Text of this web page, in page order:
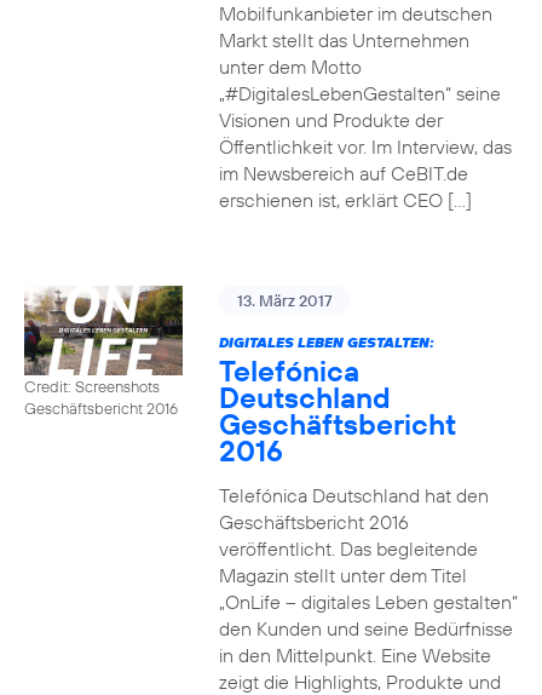
Mobilfunkanbieter im deutschen
Markt stellt das Unternehmen
unter dem Motto
„#DigitalesLebenGestalten“ seine
Visionen und Produkte der
Öffentlichkeit vor. Im Interview, das
im Newsbereich auf CeBIT.de
erschienen ist, erklärt CEO […]
Credit: Screenshots
Geschäftsbericht 2016
13. März 2017
DIGITALES LEBEN GESTALTEN:
Telefónica
Deutschland
Geschäftsbericht
2016
Telefónica Deutschland hat den
Geschäftsbericht 2016
veröffentlicht. Das begleitende
Magazin stellt unter dem Titel
„OnLife – digitales Leben gestalten“
den Kunden und seine Bedürfnisse
in den Mittelpunkt. Eine Website
zeigt die Highlights, Produkte und